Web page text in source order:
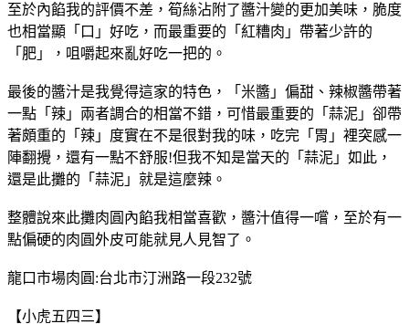
至於內餡我的評價不差，筍絲沾附了醬汁變的更加美味，脆度
也相當顯「口」好吃，而最重要的「紅糟肉」帶著少許的
「肥」，咀嚼起來亂好吃一把的。
最後的醬汁是我覺得這家的特色，「米醬」偏甜、辣椒醬帶著
一點「辣」兩者調合的相當不錯，可惜最重要的「蒜泥」卻帶
著頗重的「辣」度實在不是很對我的味，吃完「胃」裡突感一
陣翻攪，還有一點不舒服!但我不知是當天的「蒜泥」如此，
還是此攤的「蒜泥」就是這麼辣。
整體說來此攤肉圓內餡我相當喜歡，醬汁值得一嚐，至於有一
點偏硬的肉圓外皮可能就見人見智了。
龍口市場肉圓:台北市汀洲路一段232號
【小虎五四三】